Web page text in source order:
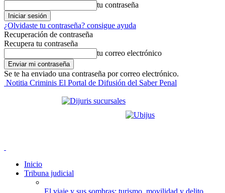
tu contraseña
¿Olvidaste tu contraseña? consigue ayuda
Recuperación de contraseña
Recupera tu contraseña
tu correo electrónico
Se te ha enviado una contraseña por correo electrónico.
Notitia Criminis El Portal de Difusión del Saber Penal
Inicio
Tribuna judicial
El viaje y sus sombras: turismo, movilidad y delito